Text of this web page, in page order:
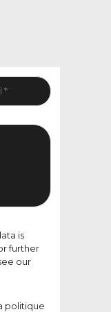
is
further
our
politique